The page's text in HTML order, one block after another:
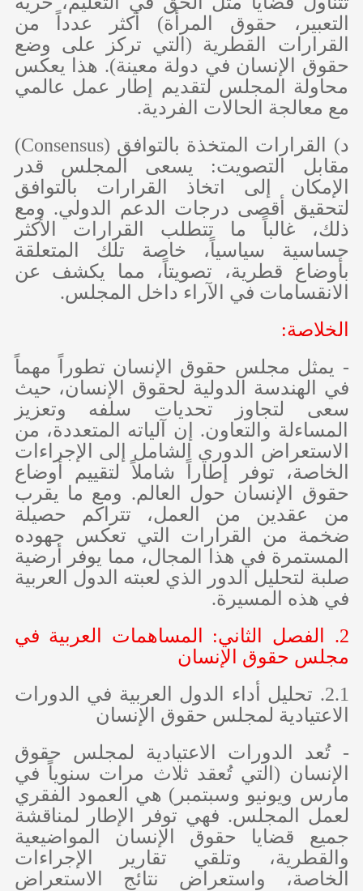
التعبير، حقوق المرأة) أكثر عدداً من
القرارات القطرية (التي تركز على وضع
حقوق الإنسان في دولة معينة). هذا يعكس
محاولة المجلس لتقديم إطار عمل عالمي
مع معالجة الحالات الفردية.
‌د) القرارات المتخذة بالتوافق (Consensus
)
مقابل التصويت: يسعى المجلس قدر
الإمكان إلى اتخاذ القرارات بالتوافق
لتحقيق أقصى درجات الدعم الدولي. ومع
ذلك، غالباً ما تتطلب القرارات الأكثر
حساسية سياسياً، خاصة تلك المتعلقة
بأوضاع قطرية، تصويتاً، مما يكشف عن
الانقسامات في الآراء داخل المجلس.
الخلاصة:
- يمثل مجلس حقوق الإنسان تطوراً مهماً
في الهندسة الدولية لحقوق الإنسان، حيث
سعى لتجاوز تحديات سلفه وتعزيز
المساءلة والتعاون. إن آلياته المتعددة، من
الاستعراض الدوري الشامل إلى الإجراءات
الخاصة، توفر إطاراً شاملاً لتقييم أوضاع
حقوق الإنسان حول العالم. ومع ما يقرب
من عقدين من العمل، تتراكم حصيلة
ضخمة من القرارات التي تعكس جهوده
المستمرة في هذا المجال، مما يوفر أرضية
صلبة لتحليل الدور الذي لعبته الدول العربية
في هذه المسيرة.
2. الفصل الثاني: المساهمات العربية في
مجلس حقوق الإنسان
2.1. تحليل أداء الدول العربية في الدورات
الاعتيادية لمجلس حقوق الإنسان
- تُعد الدورات الاعتيادية لمجلس حقوق
الإنسان (التي تُعقد ثلاث مرات سنوياً في
مارس ويونيو وسبتمبر) هي العمود الفقري
لعمل المجلس. فهي توفر الإطار لمناقشة
جميع قضايا حقوق الإنسان المواضيعية
والقطرية، وتلقي تقارير الإجراءات
الخاصة، واستعراض نتائج الاستعراض